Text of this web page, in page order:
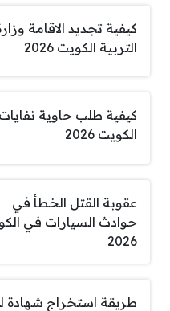
كيفية تجديد الاقامة
التربية الكويت 2026
كيفية طلب حاوية نفايات
الكويت 2026
عقوبة القتل الخطأ في
حوادث السيارات في
2026
طريقة استخراج شهادة